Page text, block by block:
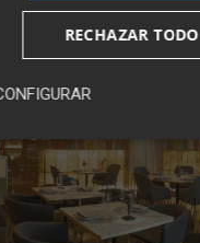
RECHAZAR TODO